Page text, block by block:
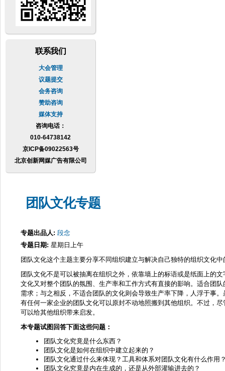
联系我们
大会管理
议题提交
会务咨询
赞助咨询
媒体支持
咨询电话：
010-64738142
京ICP备09022563号
北京创新网媒广告有限公司
团队文化专题
专题出品人: 段念
专题日期: 星期日上午
团队文化这个主题主要分享不同组织建立与解决自己独特的组织文化中
团队文化不是可以被抽离在组织之外，依靠墙上的标语或是纸面上的
文化又对整个团队的氛围、生产率和工作方式有直接的影响。适合团
需求；与之相反，不适合团队的文化则会导致生产率下降，人浮于事
有任何一家企业的团队文化可以原封不动地照搬到其他组织。不过，
可以给其他组织带来启发。
本专题试图回答下面这些问题：
团队文化究竟是什么东西？
团队文化是如何在组织中建立起来的？
团队文化通过什么来体现？工具和体系对团队文化有什么作用
团队文化究竟是内在生成的，还是从外部灌输进去的？